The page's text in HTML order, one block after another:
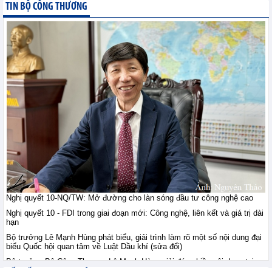
định sau khi vượt đỉnh
bảy tuần, đồng duy trì
trên 14.000 USD, quặng sắt giằng co
trước lo ngại nguồn cung
Tin hàng hoá thế giới - Thứ hai, 10-8-2026
Thị trường nông sản thế
giới ngày 10/8: Lúa mì
tăng do rủi ro Biển Đen;
ngô, đậu tương tăng
nhẹ; đường tăng mạnh
Tin hàng hoá thế giới - Thứ hai, 10-8-2026
Tham gia sâu thị trường
công nghiệp chế tạo Hà
Lan: Doanh nghiệp Việt
Hội nhập - Thứ hai, 10-8-2026
Việt Nam - Australia: Mở
chương hợp tác mới
TIN BỘ CÔNG THƯƠNG
Nghị quyết 10-NQ/TW: Mở đường cho làn sóng đầu tư công nghệ cao
Nghị quyết 10 - FDI trong giai đoạn mới: Công nghệ, liên kết và giá trị dài
hạn
Bộ trưởng Lê Mạnh Hùng phát biểu, giải trình làm rõ một số nội dung đại
biểu Quốc hội quan tâm về Luật Dầu khí (sửa đổi)
Bộ trưởng Bộ Công Thương Lê Mạnh Hùng giải đáp nhiều nội dung tại